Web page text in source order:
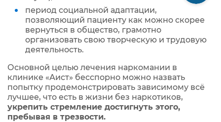
период социальной адаптации,
позволяющий пациенту как можно скорее
вернуться в общество, грамотно
организовать свою творческую и трудовую
деятельность.
Основной целью лечения наркомании в
клинике «Аист» бесспорно можно назвать
попытку продемонстрировать зависимому всё
лучшее, что есть в жизни без наркотиков,
укрепить стремление достигнуть этого,
пребывая в трезвости.